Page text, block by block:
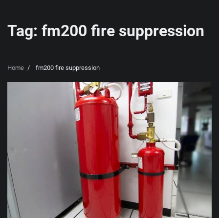
Tag: fm200 fire suppression
Home fm200 fire suppression